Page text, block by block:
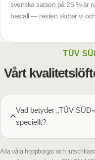
svenska satsen på 25 % är
beställ — resten sköter vi
TÜV
Vårt
Vad betyder „TÜV
speciellt?
Alla våra hoppborgar och